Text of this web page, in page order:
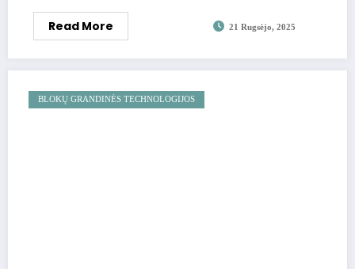
Read More 21 Rugsėjo, 2025
BLOKŲ GRANDINĖS TECHNOLOGIJOS